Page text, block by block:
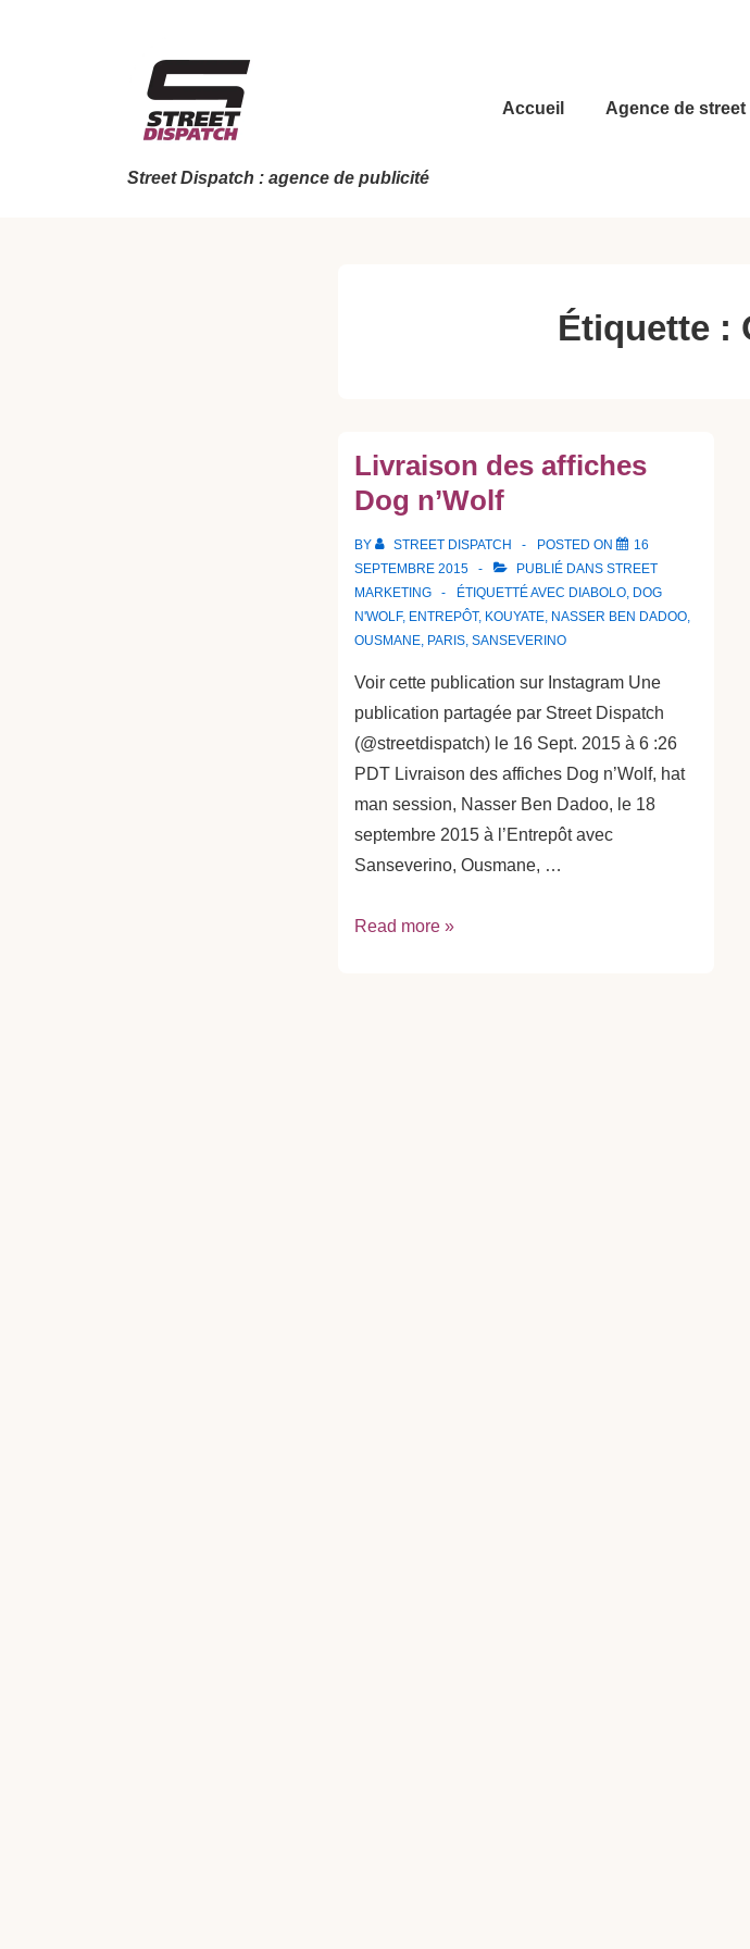
Street Dispatch : agence de publicité
Main
Accueil Agence de
Étiquette :
Livraison des affiches
Dog n’Wolf
BY STREET DISPATCH POSTED ON
16
SEPTEMBRE 2015
PUBLIÉ DANS STREET
MARKETING
ÉTIQUETTÉ AVEC DIABOLO, DOG
N'WOLF, ENTREPÔT, KOUYATE, NASSER BEN DADOO,
OUSMANE, PARIS, SANSEVERINO
Voir cette publication sur Instagram Une
publication partagée par Street Dispatch
(@streetdispatch) le 16 Sept. 2015 à 6 :26
PDT Livraison des affiches Dog n’Wolf, hat
man session, Nasser Ben Dadoo, le 18
septembre 2015 à l’Entrepôt avec
Sanseverino, Ousmane, …
Livraison
Read more »